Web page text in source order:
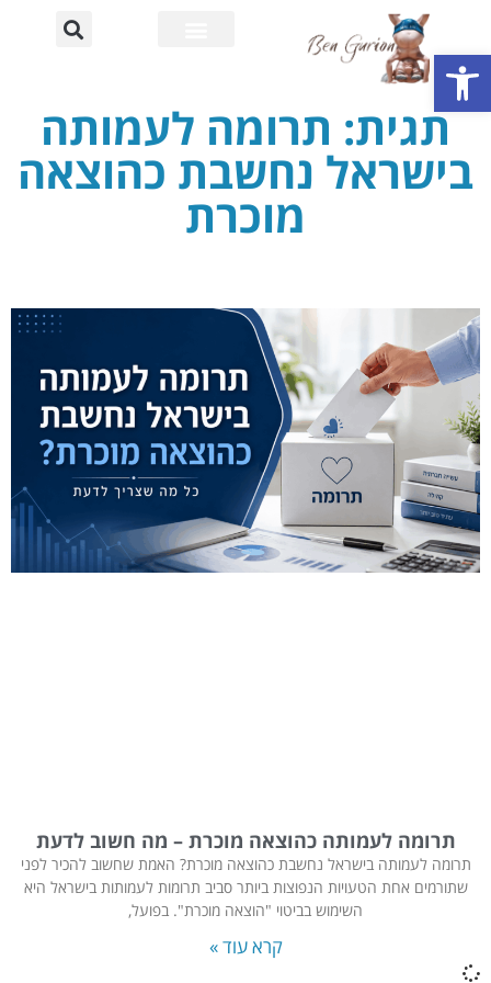
תגית: תרומה לעמותה
בישראל נחשבת כהוצאה
מוכרת
תרומה לעמותה כהוצאה מוכרת – מה חשוב לדעת
תרומה לעמותה בישראל נחשבת כהוצאה מוכרת? האמת שחשוב להכיר לפני
שתורמים אחת הטעויות הנפוצות ביותר סביב תרומות לעמותות בישראל היא
השימוש בביטוי "הוצאה מוכרת". בפועל,
קרא עוד »
פתח סרגל נגישות